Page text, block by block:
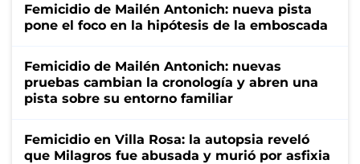
Femicidio de Mailén Antonich: nueva pista
pone el foco en la hipótesis de la emboscada
Femicidio de Mailén Antonich: nuevas
pruebas cambian la cronología y abren una
pista sobre su entorno familiar
Femicidio en Villa Rosa: la autopsia reveló
que Milagros fue abusada y murió por asfixia